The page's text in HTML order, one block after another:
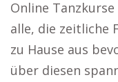
Online
alle, die zeitliche
zu Hause aus
über diesen